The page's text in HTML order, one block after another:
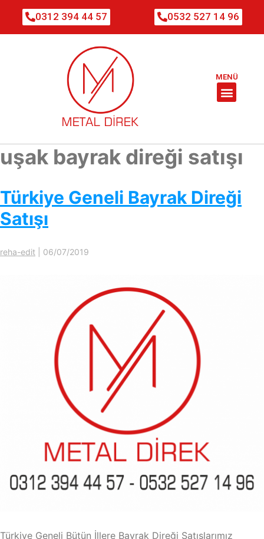
0312 394 44 57 0532 527 14 96
MENÜ
uşak bayrak direği satışı
Türkiye Geneli Bayrak Direği
Satışı
reha-edit 06/07/2019
Türkiye Geneli Bütün İllere Bayrak Direği Satışlarımız